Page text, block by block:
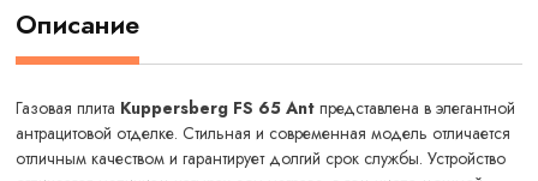
Описание
Газовая плита Kuppersberg FS 65 Antпредставлена в элегантной
антрацитовой отделке. Стильная и современная модель отличается
отличным качеством и гарантирует долгий срок службы. Устройство